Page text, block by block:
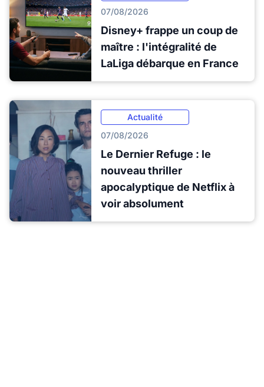
07/08/2026
Disney+ frappe un coup de
maître : l'intégralité de
LaLiga débarque en France
Actualité
07/08/2026
Le Dernier Refuge : le
nouveau thriller
apocalyptique de Netflix à
voir absolument